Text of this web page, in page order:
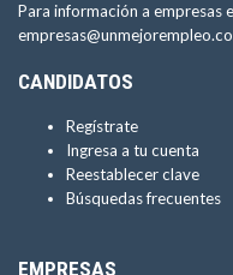
Para información a empresas
CANDIDATOS
Regístrate
Ingresa a tu cuenta
Reestablecer clave
Búsquedas frecuentes
EMPRESAS